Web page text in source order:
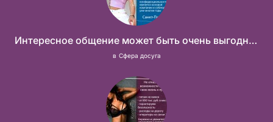
Интересное общение может быть очень выгодным! Проверь, и ты не пожалеешь! 2 000 000₽
в Сфера досуга